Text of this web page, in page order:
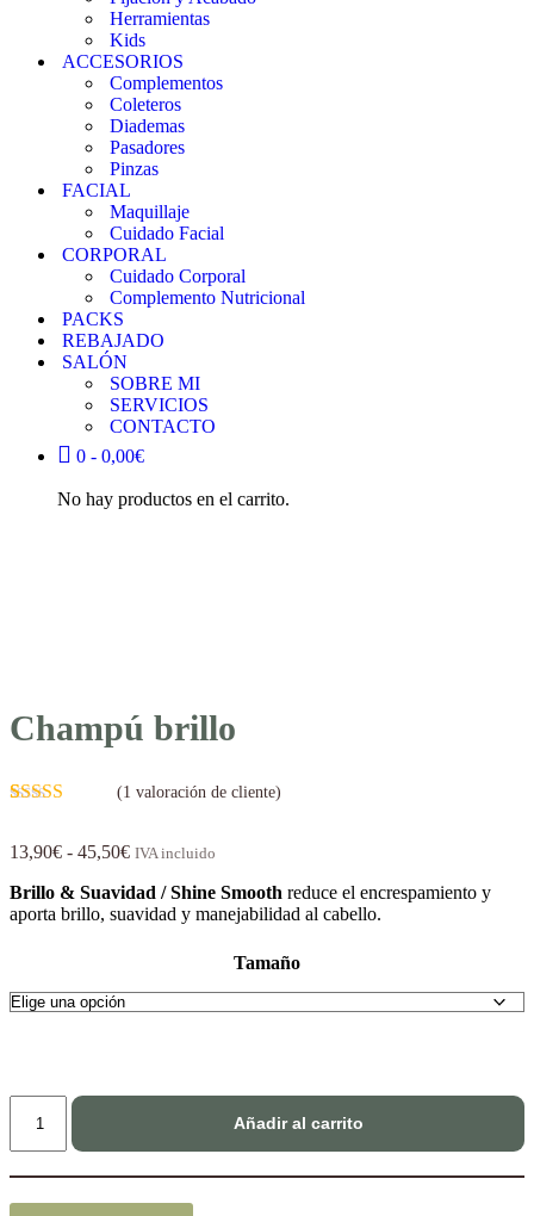
Herramientas
Kids
ACCESORIOS
Complementos
Coleteros
Diademas
Pasadores
Pinzas
FACIAL
Maquillaje
Cuidado Facial
CORPORAL
Cuidado Corporal
Complemento Nutricional
PACKS
REBAJADO
SALÓN
SOBRE MI
SERVICIOS
CONTACTO
0 - 0,00€
No hay productos en el carrito.
Champú brillo
base a
un cliente
(1 valoración de cliente)
13,90€ - 45,50€Rango
precios:
desde
IVA incluido
Brillo & Suavidad / Shine Smooth reduce el encrespamiento y
aporta brillo, suavidad y manejabilidad al cabello.
Tamaño
Champú
brillo
cantidad
Añadir al carrito